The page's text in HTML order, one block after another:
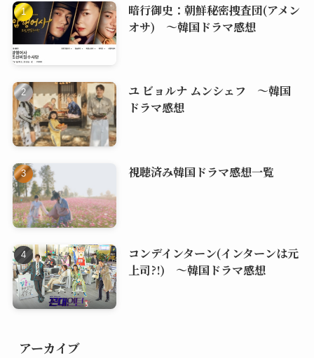
暗行御史：朝鮮秘密捜査団(アメン
オサ) ～韓国ドラマ感想
ユ ビョルナ ムンシェフ ～韓国
ドラマ感想
視聴済み韓国ドラマ感想一覧
コンデインターン(インターンは元
上司?!) ～韓国ドラマ感想
アーカイブ